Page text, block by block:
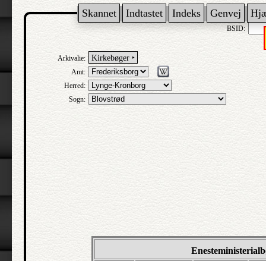
Skannet Indtastet Indeks Genvej
BSID:
Arkivalie: Kirkebøger ‣
Amt:
Herred:
Sogn: